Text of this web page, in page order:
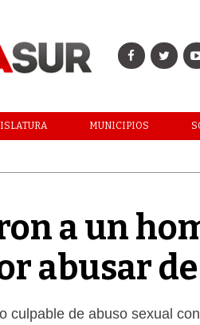
MUNICIPIOS
a un
abusar
culpable de abuso sexual